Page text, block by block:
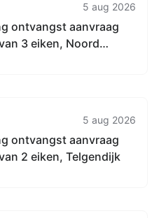
5 aug 2026
ontvangst aanvraag
3 eiken, Noord
5 aug 2026
ontvangst aanvraag
2 eiken, Telgendijk